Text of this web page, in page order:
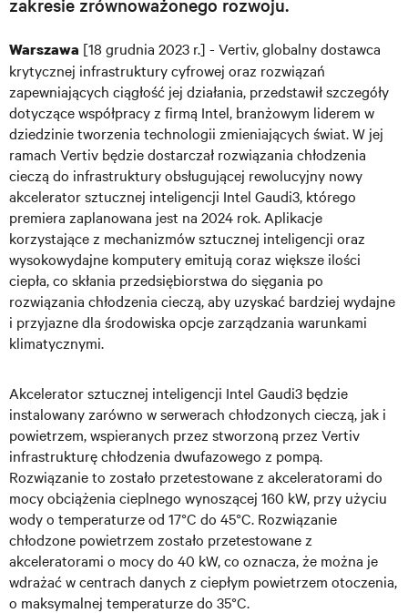
Warszawa [18 grudnia 2023 r.] - Vertiv, globalny dostawca
krytycznej infrastruktury cyfrowej oraz rozwiązań
zapewniających ciągłość jej działania, przedstawił szczegóły
dotyczące współpracy z firmą Intel, branżowym liderem w
dziedzinie tworzenia technologii zmieniających świat. W jej
ramach Vertiv będzie dostarczał rozwiązania chłodzenia
cieczą do infrastruktury obsługującej rewolucyjny nowy
akcelerator sztucznej inteligencji Intel Gaudi3, którego
premiera zaplanowana jest na 2024 rok. Aplikacje
korzystające z mechanizmów sztucznej inteligencji oraz
wysokowydajne komputery emitują coraz większe ilości
ciepła, co skłania przedsiębiorstwa do sięgania po
rozwiązania chłodzenia cieczą, aby uzyskać bardziej wydajne
i przyjazne dla środowiska opcje zarządzania warunkami
klimatycznymi.
Akcelerator sztucznej inteligencji Intel Gaudi3 będzie
instalowany zarówno w serwerach chłodzonych cieczą, jak i
powietrzem, wspieranych przez stworzoną przez Vertiv
infrastrukturę chłodzenia dwufazowego z pompą.
Rozwiązanie to zostało przetestowane z akceleratorami do
mocy obciążenia cieplnego wynoszącej 160 kW, przy użyciu
wody o temperaturze od 17°C do 45°C. Rozwiązanie
chłodzone powietrzem zostało przetestowane z
akceleratorami o mocy do 40 kW, co oznacza, że można je
wdrażać w centrach danych z ciepłym powietrzem otoczenia,
o maksymalnej temperaturze do 35°C.